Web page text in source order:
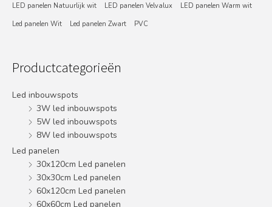
LED panelen Natuurlijk wit
LED panelen Velvalux
LED panelen Warm wit
Led panelen Wit
Led panelen Zwart PVC
Productcategorieën
Led inbouwspots
3W led inbouwspots
5W led inbouwspots
8W led inbouwspots
Led panelen
30x120cm Led panelen
30x30cm Led panelen
60x120cm Led panelen
60x60cm Led panelen